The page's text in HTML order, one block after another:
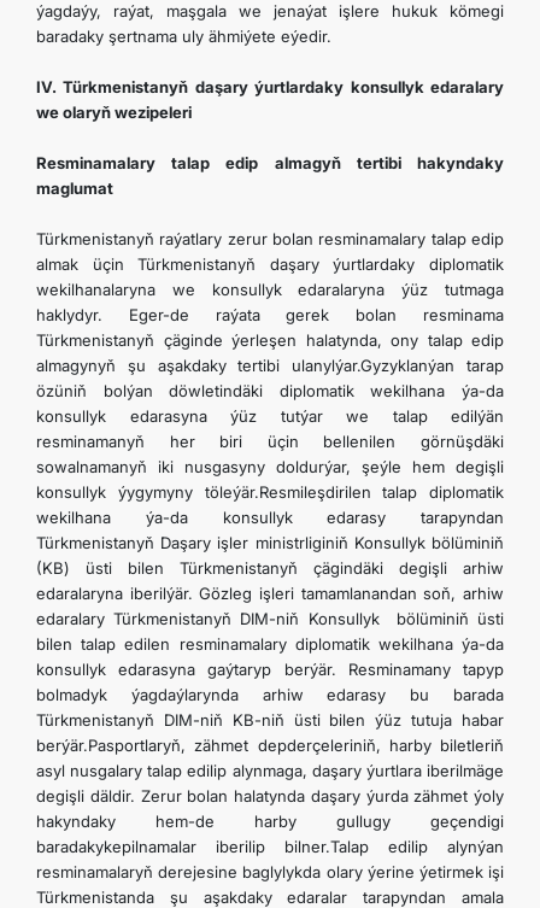
ýagdaýy, raýat, maşgala we jenaýat işlere hukuk kömegi
baradaky şertnama uly ähmiýete eýedir.
IV. Türkmenistanyň daşary ýurtlardaky konsullyk edaralary
we olaryň wezipeleri
Resminamalary talap edip almagyň tertibi hakyndaky
maglumat
Türkmenistanyň raýatlary zerur bolan resminamalary talap edip
almak üçin Türkmenistanyň daşary ýurtlardaky diplomatik
wekilhanalaryna we konsullyk edaralaryna ýüz tutmaga
haklydyr. Eger-de raýata gerek bolan resminama
Türkmenistanyň çäginde ýerleşen halatynda, ony talap edip
almagynyň şu aşakdaky tertibi ulanylýar.Gyzyklanýan tarap
özüniň bolýan döwletindäki diplomatik wekilhana ýa-da
konsullyk edarasyna ýüz tutýar we talap edilýän
resminamanyň her biri üçin bellenilen görnüşdäki
sowalnamanyň iki nusgasyny doldurýar, şeýle hem degişli
konsullyk ýygymyny töleýär.Resmileşdirilen talap diplomatik
wekilhana ýa-da konsullyk edarasy tarapyndan
Türkmenistanyň Daşary işler ministrliginiň Konsullyk bölüminiň
(KB) üsti bilen Türkmenistanyň çägindäki degişli arhiw
edaralaryna iberilýär. Gözleg işleri tamamlanandan soň, arhiw
edaralary Türkmenistanyň DIM-niň Konsullyk bölüminiň üsti
bilen talap edilen resminamalary diplomatik wekilhana ýa-da
konsullyk edarasyna gaýtaryp berýär. Resminamany tapyp
bolmadyk ýagdaýlarynda arhiw edarasy bu barada
Türkmenistanyň DIM-niň KB-niň üsti bilen ýüz tutuja habar
berýär.Pasportlaryň, zähmet depderçeleriniň, harby biletleriň
asyl nusgalary talap edilip alynmaga, daşary ýurtlara iberilmäge
degişli däldir. Zerur bolan halatynda daşary ýurda zähmet ýoly
hakyndaky hem-de harby gullugy geçendigi
baradakykepilnamalar iberilip bilner.Talap edilip alynýan
resminamalaryň derejesine baglylykda olary ýerine ýetirmek işi
Türkmenistanda şu aşakdaky edaralar tarapyndan amala